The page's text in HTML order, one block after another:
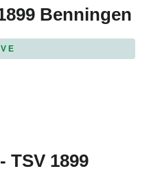
Benningen
TSV 1899